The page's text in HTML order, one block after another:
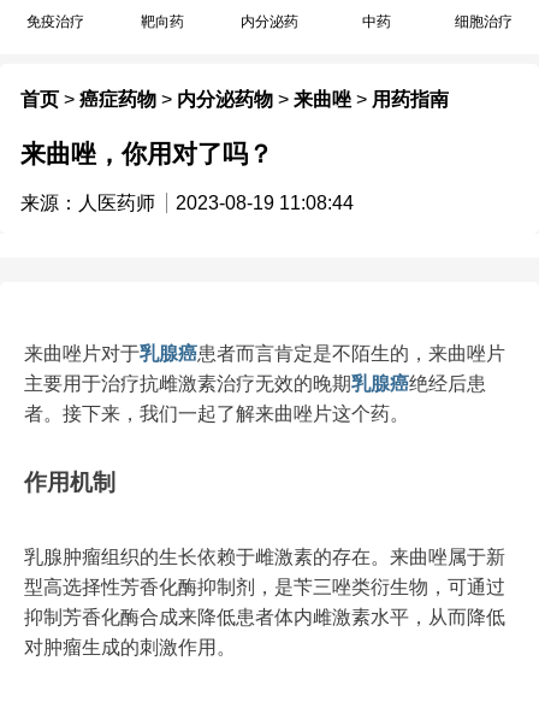
免疫治疗 靶向药 内分泌药 中药 细胞治疗
首页 > 癌症药物 > 内分泌药物 > 来曲唑 > 用药指南
来曲唑，你用对了吗？
来源：人医药师 2023-08-19 11:08:44
来曲唑片对于乳腺癌患者而言肯定是不陌生的，来曲唑片
主要用于治疗抗雌激素治疗无效的晚期乳腺癌绝经后患
者。接下来，我们一起了解来曲唑片这个药。
作用机制
乳腺肿瘤组织的生长依赖于雌激素的存在。来曲唑属于新
型高选择性芳香化酶抑制剂，是苄三唑类衍生物，可通过
抑制芳香化酶合成来降低患者体内雌激素水平，从而降低
对肿瘤生成的刺激作用。